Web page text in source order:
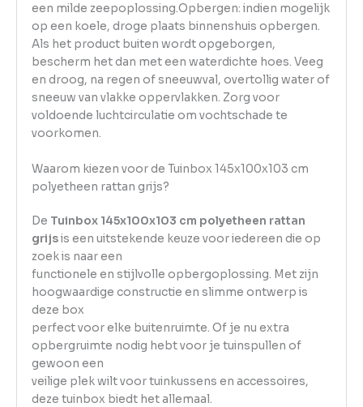
een milde zeepoplossing.Opbergen: indien mogelijk
op een koele, droge plaats binnenshuis opbergen.
Als het product buiten wordt opgeborgen,
bescherm het dan met een waterdichte hoes. Veeg
en droog, na regen of sneeuwval, overtollig water of
sneeuw van vlakke oppervlakken. Zorg voor
voldoende luchtcirculatie om vochtschade te
voorkomen.
Waarom kiezen voor de Tuinbox 145x100x103 cm
polyetheen rattan grijs?
De Tuinbox 145x100x103 cm polyetheen rattan
grijsis een uitstekende keuze voor iedereen die op
zoek is naar een
functionele en stijlvolle opbergoplossing. Met zijn
hoogwaardige constructie en slimme ontwerp is
deze box
perfect voor elke buitenruimte. Of je nu extra
opbergruimte nodig hebt voor je tuinspullen of
gewoon een
veilige plek wilt voor tuinkussens en accessoires,
deze tuinbox biedt het allemaal.